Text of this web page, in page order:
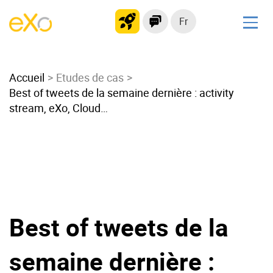
Fr
Intranet moderne
Plateforme collaborative
Réseau social
Migrer vers eXo Platform
Produit
Accueil
Etudes de cas
Best of tweets de la semaine dernière : activity
stream, eXo, Cloud…
Best of tweets de la
semaine dernière :